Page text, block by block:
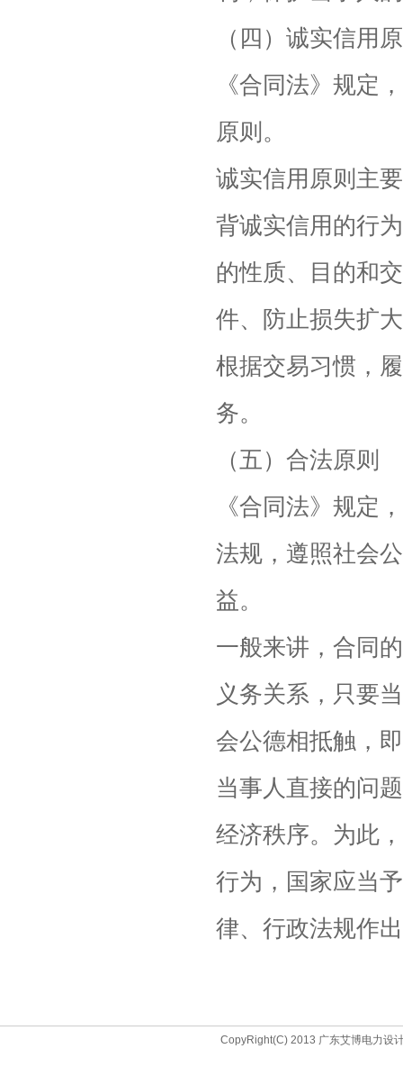
（四）诚实信用
《合同法》规定
原则。
诚实信用原则主
背诚实信用的行
的性质、目的和
件、防止损失扩
根据交易习惯，
务。
（五）合法原则
《合同法》规定
法规，遵照社会
益。
一般来讲，合同
义务关系，只要
会公德相抵触，
当事人直接的问
经济秩序。为此
行为，国家应当
律、行政法规作
CopyRight(C) 2013 广东艾博电力设